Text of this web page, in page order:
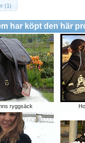
(1)
har köpt den här
ryggsäck